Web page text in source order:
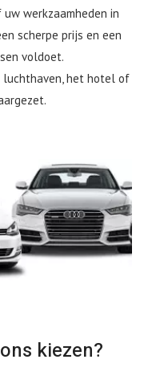
werkzaamheden in
scherpe prijs en een
voldoet.
luchthaven, het hotel of
kiezen?